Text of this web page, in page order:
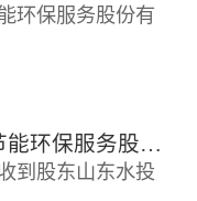
环保服务股份有
通知根据公司第
十五次会议决
...
山东永能节能环保服务股份有限公司关于召开2025年第三次临时股东大会的通知
到股东山东水投